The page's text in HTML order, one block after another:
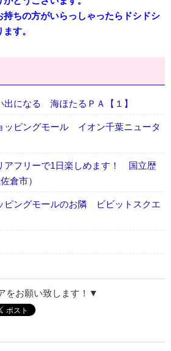
ちの方がいらっしゃったらドシドシ
す。
出になる 海ほたるＰＡ【１】
ッピングモール イオン千葉ニュータ
アフリーで1日楽しめます！ 国立歴
倉市）
ピングモールのお隣 ビビットスクエ
をお願い致します！▼